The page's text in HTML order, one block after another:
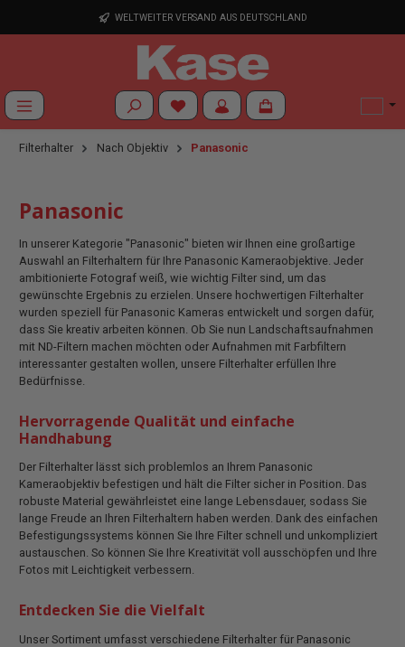
Zum Hauptinhalt springenWELTWEITER VERSAND AUS DEUTSCHLAND
Du hast 0 Produkte auf dem Merkzettel
Filterhalter Nach Objektiv Panasonic
Panasonic
In unserer Kategorie "Panasonic" bieten wir Ihnen eine großartige
Auswahl an Filterhaltern für Ihre Panasonic Kameraobjektive. Jeder
ambitionierte Fotograf weiß, wie wichtig Filter sind, um das
gewünschte Ergebnis zu erzielen. Unsere hochwertigen Filterhalter
wurden speziell für Panasonic Kameras entwickelt und sorgen dafür,
dass Sie kreativ arbeiten können. Ob Sie nun Landschaftsaufnahmen
mit ND-Filtern machen möchten oder Aufnahmen mit Farbfiltern
interessanter gestalten wollen, unsere Filterhalter erfüllen Ihre
Bedürfnisse.
Hervorragende Qualität und einfache
Handhabung
Der Filterhalter lässt sich problemlos an Ihrem Panasonic
Kameraobjektiv befestigen und hält die Filter sicher in Position. Das
robuste Material gewährleistet eine lange Lebensdauer, sodass Sie
lange Freude an Ihren Filterhaltern haben werden. Dank des einfachen
Befestigungssystems können Sie Ihre Filter schnell und unkompliziert
austauschen. So können Sie Ihre Kreativität voll ausschöpfen und Ihre
Fotos mit Leichtigkeit verbessern.
Entdecken Sie die Vielfalt
Unser Sortiment umfasst verschiedene Filterhalter für Panasonic